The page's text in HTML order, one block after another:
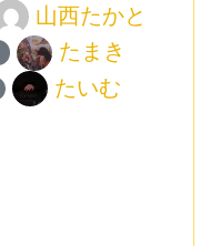
山西たかと
たまき
たいむ